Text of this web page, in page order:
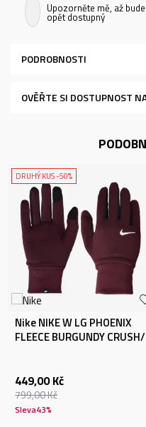
Upozorněte mě, až
opět dostupný
PODROBNOSTI
OVĚŘTE SI DOSTUPNOST
DRUHÝ KUS -50%
Nike NIKE W LG PHOENIX
FLEECE BURGUNDY CRUSH/
449,00 Kč
799,00Kč
Sleva43%